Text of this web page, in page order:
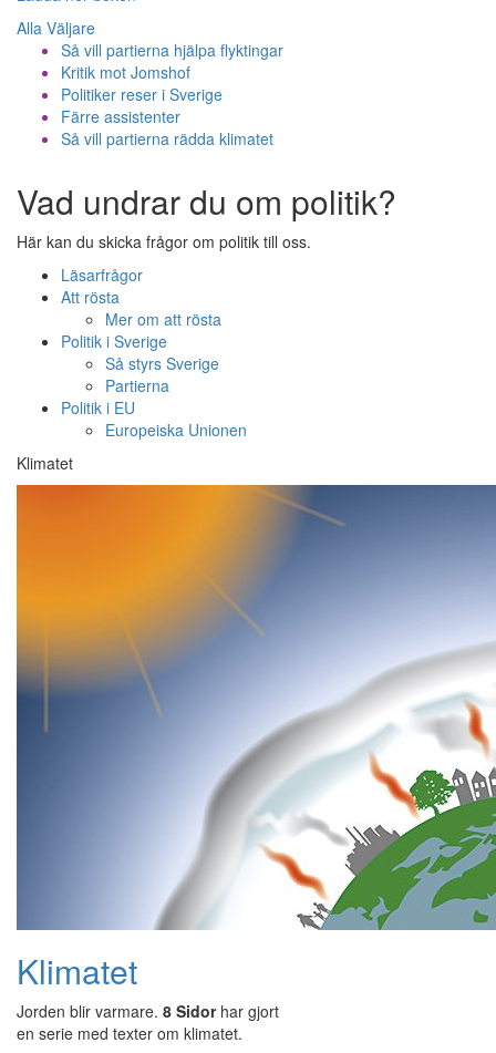
Alla Väljare
Så vill partierna hjälpa flyktingar
Kritik mot Jomshof
Politiker reser i Sverige
Färre assistenter
Så vill partierna rädda klimatet
Vad undrar du om politik?
Här kan du skicka frågor om politik till oss.
Läsarfrågor
Att rösta
Mer om att rösta
Politik i Sverige
Så styrs Sverige
Partierna
Politik i EU
Europeiska Unionen
Klimatet
Klimatet
Jorden blir varmare. 8 Sidorhar gjort
en serie med texter om klimatet.